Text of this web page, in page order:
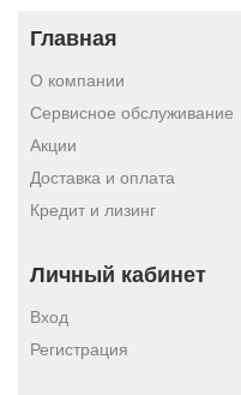
Главная
О компании
Сервисное обслуживание
Акции
Доставка и оплата
Кредит и лизинг
Личный кабинет
Вход
Регистрация